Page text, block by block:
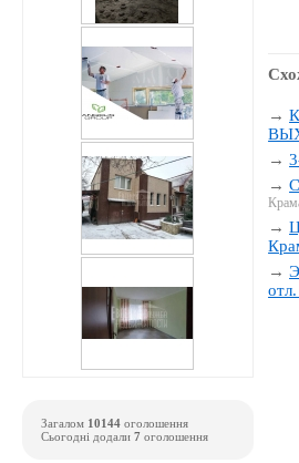
→
→
→
→
→
Загалом 10144 оголошення
Сьогодні додали 7 оголошення